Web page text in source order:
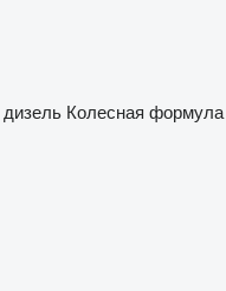
дизель Колесная формула